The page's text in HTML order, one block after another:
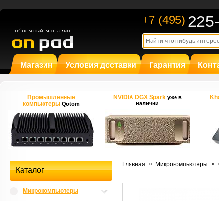
+7 (495)
Магазин Условия доставки Гарантия
Промышленные
компьютерыQotom
NVIDIA DGX Spark уже в
наличии
Каталог
Микрокомпьютеры
Главная » Микрокомпьютеры »